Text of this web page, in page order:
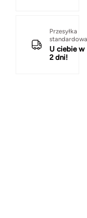
Przesyłka
standardowa
U ciebie w
2 dni!